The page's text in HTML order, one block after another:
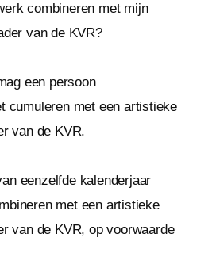
combineren met mijn
van de KVR?
een persoon
cumuleren met een artistieke
van de KVR.
eenzelfde kalenderjaar
met een artistieke
van de KVR, op voorwaarde